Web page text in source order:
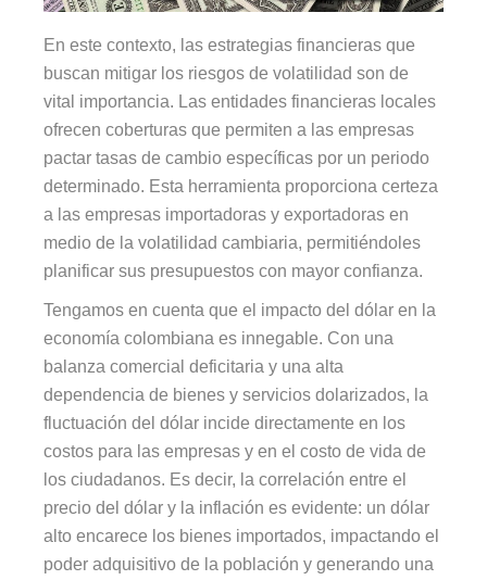
En este contexto, las estrategias financieras que
buscan mitigar los riesgos de volatilidad son de
vital importancia. Las entidades financieras locales
ofrecen coberturas que permiten a las empresas
pactar tasas de cambio específicas por un periodo
determinado. Esta herramienta proporciona certeza
a las empresas importadoras y exportadoras en
medio de la volatilidad cambiaria, permitiéndoles
planificar sus presupuestos con mayor confianza.
Tengamos en cuenta que el impacto del dólar en la
economía colombiana es innegable. Con una
balanza comercial deficitaria y una alta
dependencia de bienes y servicios dolarizados, la
fluctuación del dólar incide directamente en los
costos para las empresas y en el costo de vida de
los ciudadanos. Es decir, la correlación entre el
precio del dólar y la inflación es evidente: un dólar
alto encarece los bienes importados, impactando el
poder adquisitivo de la población y generando una